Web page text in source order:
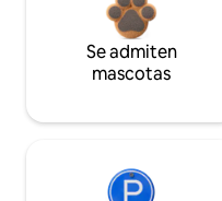
Se admiten
mascotas